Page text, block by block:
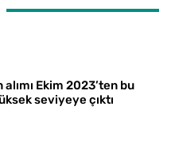
alımı Ekim 2023’ten bu
seviyeye çıktı